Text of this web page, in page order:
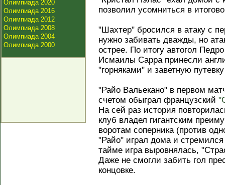
Олимпиада 2020
Олимпиада 2016
Олимпиада 2012
Олимпиада 2008
Олимпиада 2004
Олимпиада 2000
позволил усомниться в
"Шахтер" бросился в атаку с
нужно забивать дважды, но
острее. По итогу автогол
Исмаилы Сарра принесли
"горняками" и заветную
"Райо Вальекано" в первом
счетом обыграл французский
На сей раз история
клуб владел гигантским
воротам соперника (против
"Райо" играл дома и
тайме игра выровнялась,
Даже не смогли забить гол
концовке.